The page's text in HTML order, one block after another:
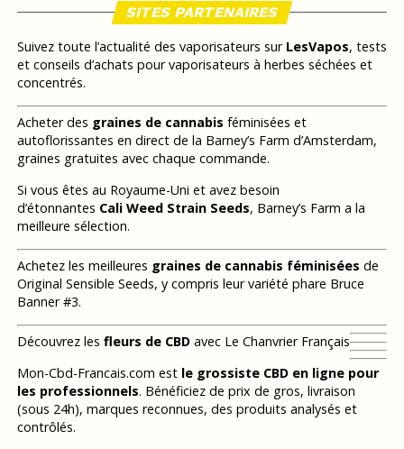
SITES PARTENAIRES
Suivez toute l’actualité des vaporisateurs sur LesVapos, tests
et conseils d’achats pour vaporisateurs à herbes séchées et
concentrés.
Acheter des graines de cannabis féminisées et
autoflorissantes en direct de la Barney’s Farm d’Amsterdam,
graines gratuites avec chaque commande.
Si vous êtes au Royaume-Uni et avez besoin
d’étonnantes Cali Weed Strain Seeds, Barney’s Farm a la
meilleure sélection.
Achetez les meilleures graines de cannabis féminisées de
Original Sensible Seeds, y compris leur variété phare Bruce
Banner #3.
Découvrez les fleurs de CBDavec Le Chanvrier Français
Mon-Cbd-Francais.com est le grossiste CBD en ligne pour
les professionnels. Bénéficiez de prix de gros, livraison
(sous 24h), marques reconnues, des produits analysés et
contrôlés.